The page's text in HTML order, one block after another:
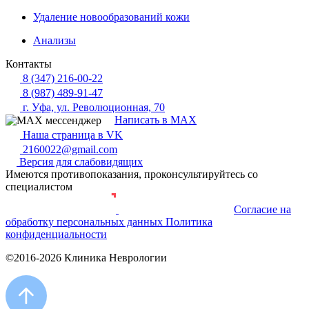
Удаление новообразований кожи
Анализы
Контакты
8 (347) 216-00-22
8 (987) 489-91-47
г. Уфа, ул. Революционная, 70
Написать в MAX
Наша страница в VK
2160022@gmail.com
Версия для слабовидящих
Имеются противопоказания, проконсультируйтесь со
специалистом
Согласие на
обработку персональных данных Политика
конфиденциальности
©2016-2026 Клиника Неврологии